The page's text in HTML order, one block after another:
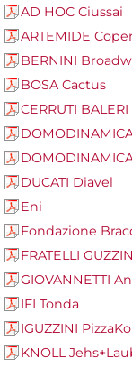
AD HOC Ciussai
ARTEMIDE
BERNINI
BOSA Cactus
CERRUTI
DUCATI Diavel
Eni
Fondazione
FRATELLI
GIOVANNETTI
IFI Tonda
IGUZZINI
KNOLL